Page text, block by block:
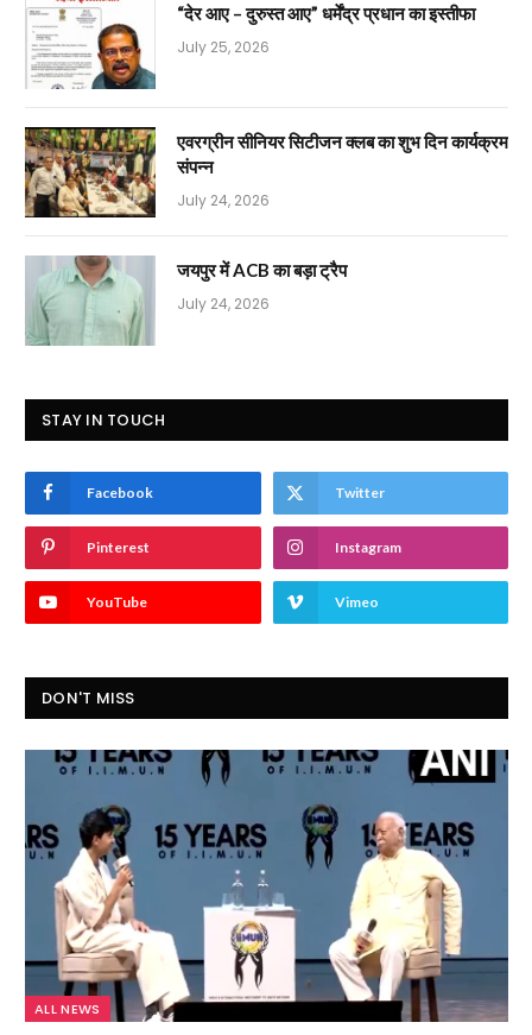
“देर आए – दुरुस्त आए” धर्मेंद्र प्रधान का इस्तीफा
July 25, 2026
एवरग्रीन सीनियर सिटीजन क्लब का शुभ दिन कार्यक्रम
संपन्न
July 24, 2026
जयपुर में ACB का बड़ा ट्रैप
July 24, 2026
STAY IN TOUCH
Facebook Twitter
Pinterest Instagram
YouTube Vimeo
DON'T MISS
ALL NEWS